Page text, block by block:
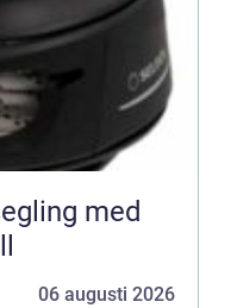
06 augusti 2026